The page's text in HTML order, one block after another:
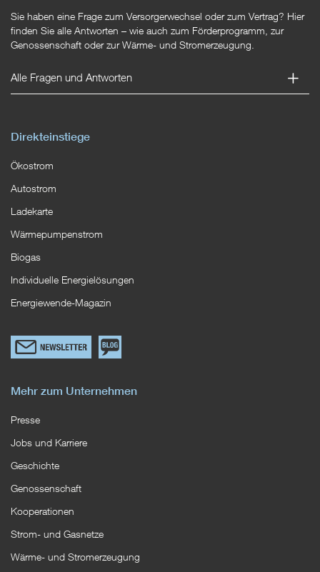
Sie haben eine Frage zum Versorgerwechsel oder zum Vertrag? Hier
finden Sie alle Antworten – wie auch zum Förderprogramm, zur
Genossenschaft oder zur Wärme- und Stromerzeugung.
Alle Fragen und Antworten
Direkteinstiege
Ökostrom
Autostrom
Ladekarte
Wärmepumpenstrom
Biogas
Individuelle Energielösungen
Energiewende-Magazin
Link
zum
Newsletterformular
Zum
Blog
Mehr zum Unternehmen
Presse
Jobs und Karriere
Geschichte
Genossenschaft
Kooperationen
Strom- und Gasnetze
Wärme- und Stromerzeugung